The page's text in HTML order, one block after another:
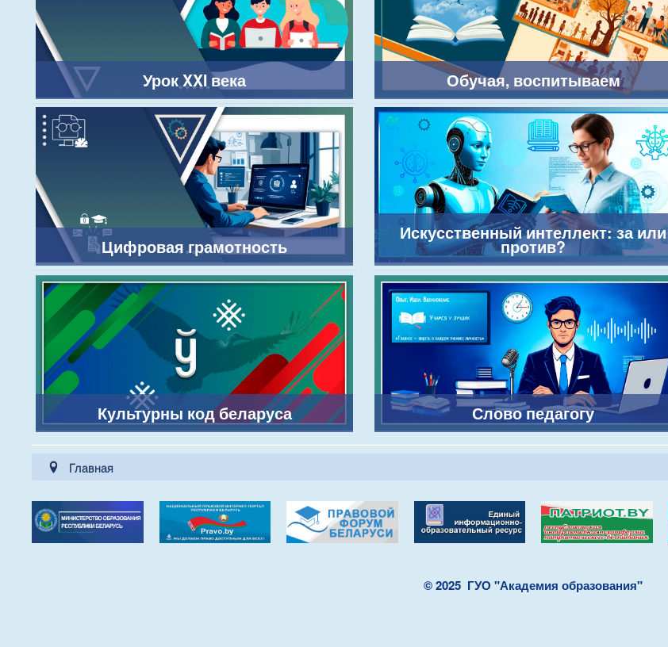
Урок XXI века
Цифровая грамотность
Культурны код беларуса
Обучая, воспитываем
Искусственный интеллект: за или
против?
Слово педагогу
Главная
© 2025 ГУО "Академия образования"